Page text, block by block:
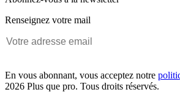
Renseignez votre mail
En vous abonnant, vous acceptez notre
2026 Plus que pro. Tous droits réservés.